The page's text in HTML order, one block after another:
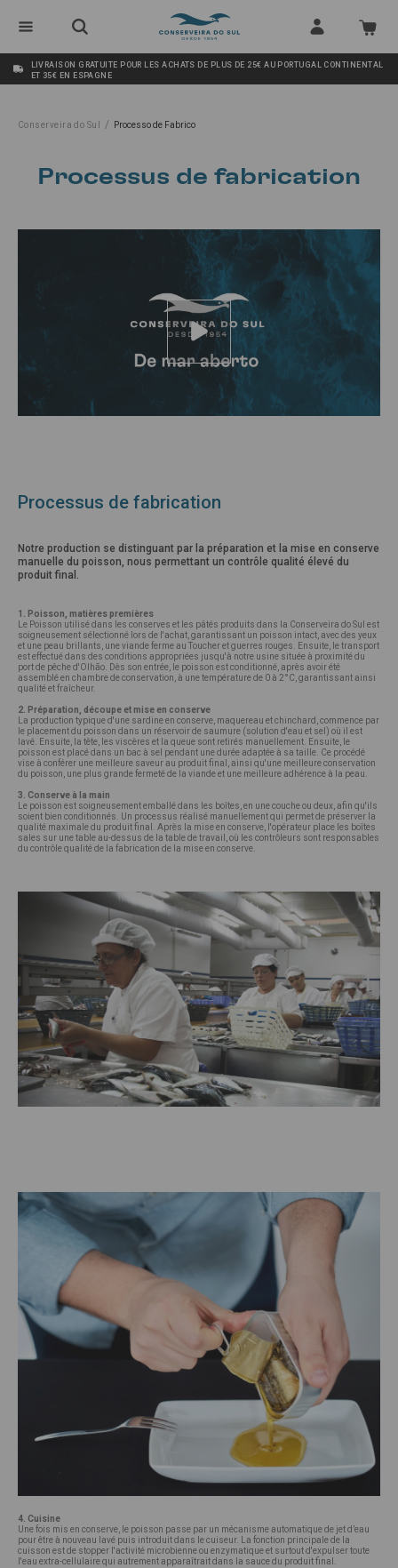
LIVRAISON GRATUITE POUR LES ACHATS DE PLUS DE 25€ AU PORTUGAL CONTINENTAL
ET 35€ EN ESPAGNE
Conserveira do Sul / Processo de Fabrico
Processus de fabrication
Processus de fabrication
Notre production se distinguant par la préparation et la mise en conserve
manuelle du poisson, nous permettant un contrôle qualité élevé du
produit final.
1. Poisson, matières premières
Le Poisson utilisé dans les conserves et les pâtés produits dans la Conserveira do Sul est
soigneusement sélectionné lors de l'achat, garantissant un poisson intact, avec des yeux
et une peau brillants, une viande ferme au Toucher et guerres rouges. Ensuite, le transport
est effectué dans des conditions appropriées jusqu'à notre usine située à proximité du
port de pêche d'Olhão. Dès son entrée, le poisson est conditionné, après avoir été
assemblé en chambre de conservation, à une température de 0 à 2°C, garantissant ainsi
qualité et fraîcheur.
2. Préparation, découpe et mise en conserve
La production typique d'une sardine en conserve, maquereau et chinchard, commence par
le placement du poisson dans un réservoir de saumure (solution d'eau et sel) où il est
lavé. Ensuite, la tête, les viscères et la queue sont retirés manuellement. Ensuite, le
poisson est placé dans un bac à sel pendant une durée adaptée à sa taille. Ce procédé
vise à conférer une meilleure saveur au produit final, ainsi qu'une meilleure conservation
du poisson, une plus grande fermeté de la viande et une meilleure adhérence à la peau.
3. Conserve à la main
Le poisson est soigneusement emballé dans les boîtes, en une couche ou deux, afin qu'ils
soient bien conditionnés. Un processus réalisé manuellement qui permet de préserver la
qualité maximale du produit final. Après la mise en conserve, l'opérateur place les boîtes
sales sur une table au-dessus de la table de travail, où les contrôleurs sont responsables
du contrôle qualité de la fabrication de la mise en conserve.
4. Cuisine
Une fois mis en conserve, le poisson passe par un mécanisme automatique de jet d’eau
pour être à nouveau lavé puis introduit dans le cuiseur. La fonction principale de la
cuisson est de stopper l'activité microbienne ou enzymatique et surtout d'expulser toute
l'eau extra-cellulaire qui autrement apparaîtrait dans la sauce du produit final.